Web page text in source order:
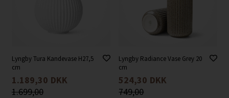
Lyngby Tura Kandevase H27,5
cm
1.189,30 DKK
1.699,00
Lyngby Radiance Vase Grey 20
cm
524,30 DKK
749,00